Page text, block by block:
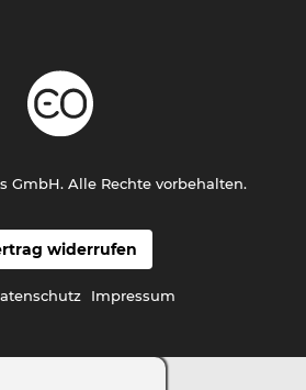
widerrufen
Impressum
GmbH. Alle Rechte vorbehalten.